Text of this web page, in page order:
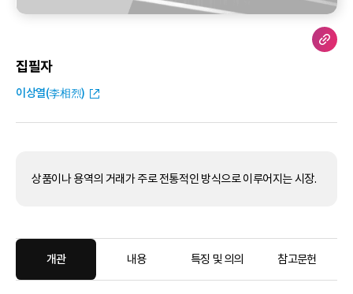
집필자
이상열(李相烈)
상품이나 용역의 거래가 주로 전통적인 방식으로 이루어지는 시장.
개관 내용 특징 및 의의 참고문헌